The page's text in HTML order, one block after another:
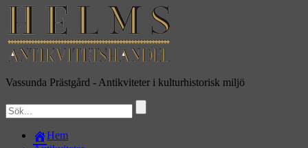
Vassunda Prästgård - Antikviteter i kulturhistorisk miljö
Hem